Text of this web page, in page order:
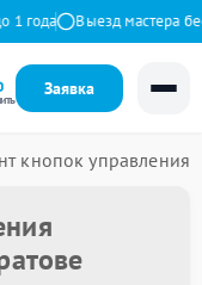
года Выезд мастера
Заявка
кнопок управления